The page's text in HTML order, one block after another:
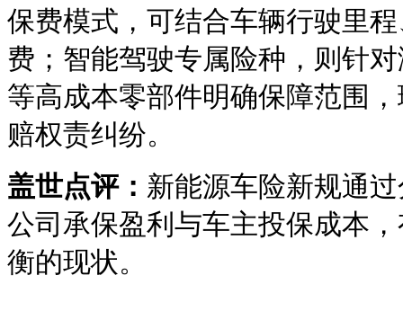
保费模式，可结合车辆行驶里
费；智能驾驶专属险种，则针
等高成本零部件明确保障范围
赔权责纠纷。
盖世点评： 新能源车险新规通
公司承保盈利与车主投保成本
衡的现状。